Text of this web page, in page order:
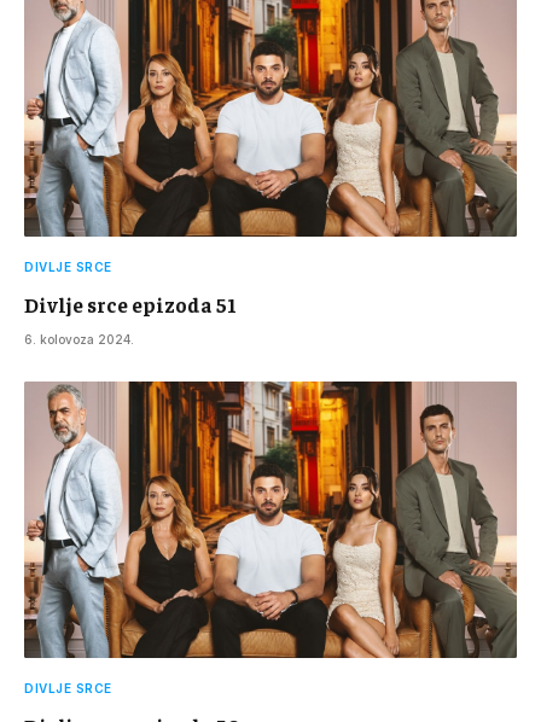
DIVLJE SRCE
Divlje srce epizoda 51
6. kolovoza 2024.
DIVLJE SRCE